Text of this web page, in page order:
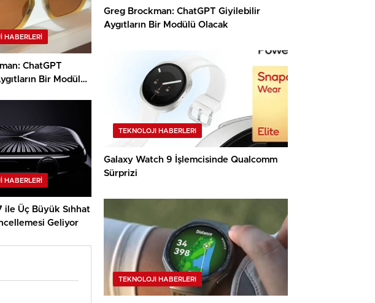
HABERLERI
ChatGPT
Bir Modülü
HABERLERI
ile Üç Büyük Sıhhat
Geliyor
Greg Brockman: ChatGPT Giyilebilir
Aygıtların Bir Modülü Olacak
TEKNOLOJI HABERLERI
Galaxy Watch 9 İşlemcisinde Qualcomm
Sürprizi
TEKNOLOJI HABERLERI